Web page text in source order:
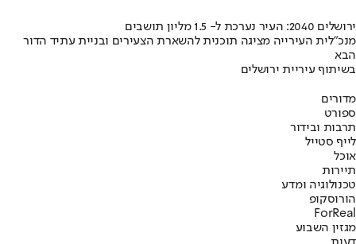
ירושלים 2040: העיר נערכת ל- 1.5 מליון תושבים
מנכ"לית העירייה מציגה תוכנית להשארת הצעירים ובניית עתיד הדור
הבא
בשיתוף עיריית ירושלים
מדורים
ספורט
תרבות ובידור
לייף סטייל
אוכל
תיירות
טכנולוגיה ומדע
הורוסקופ
ForReal
מגזין השבוע